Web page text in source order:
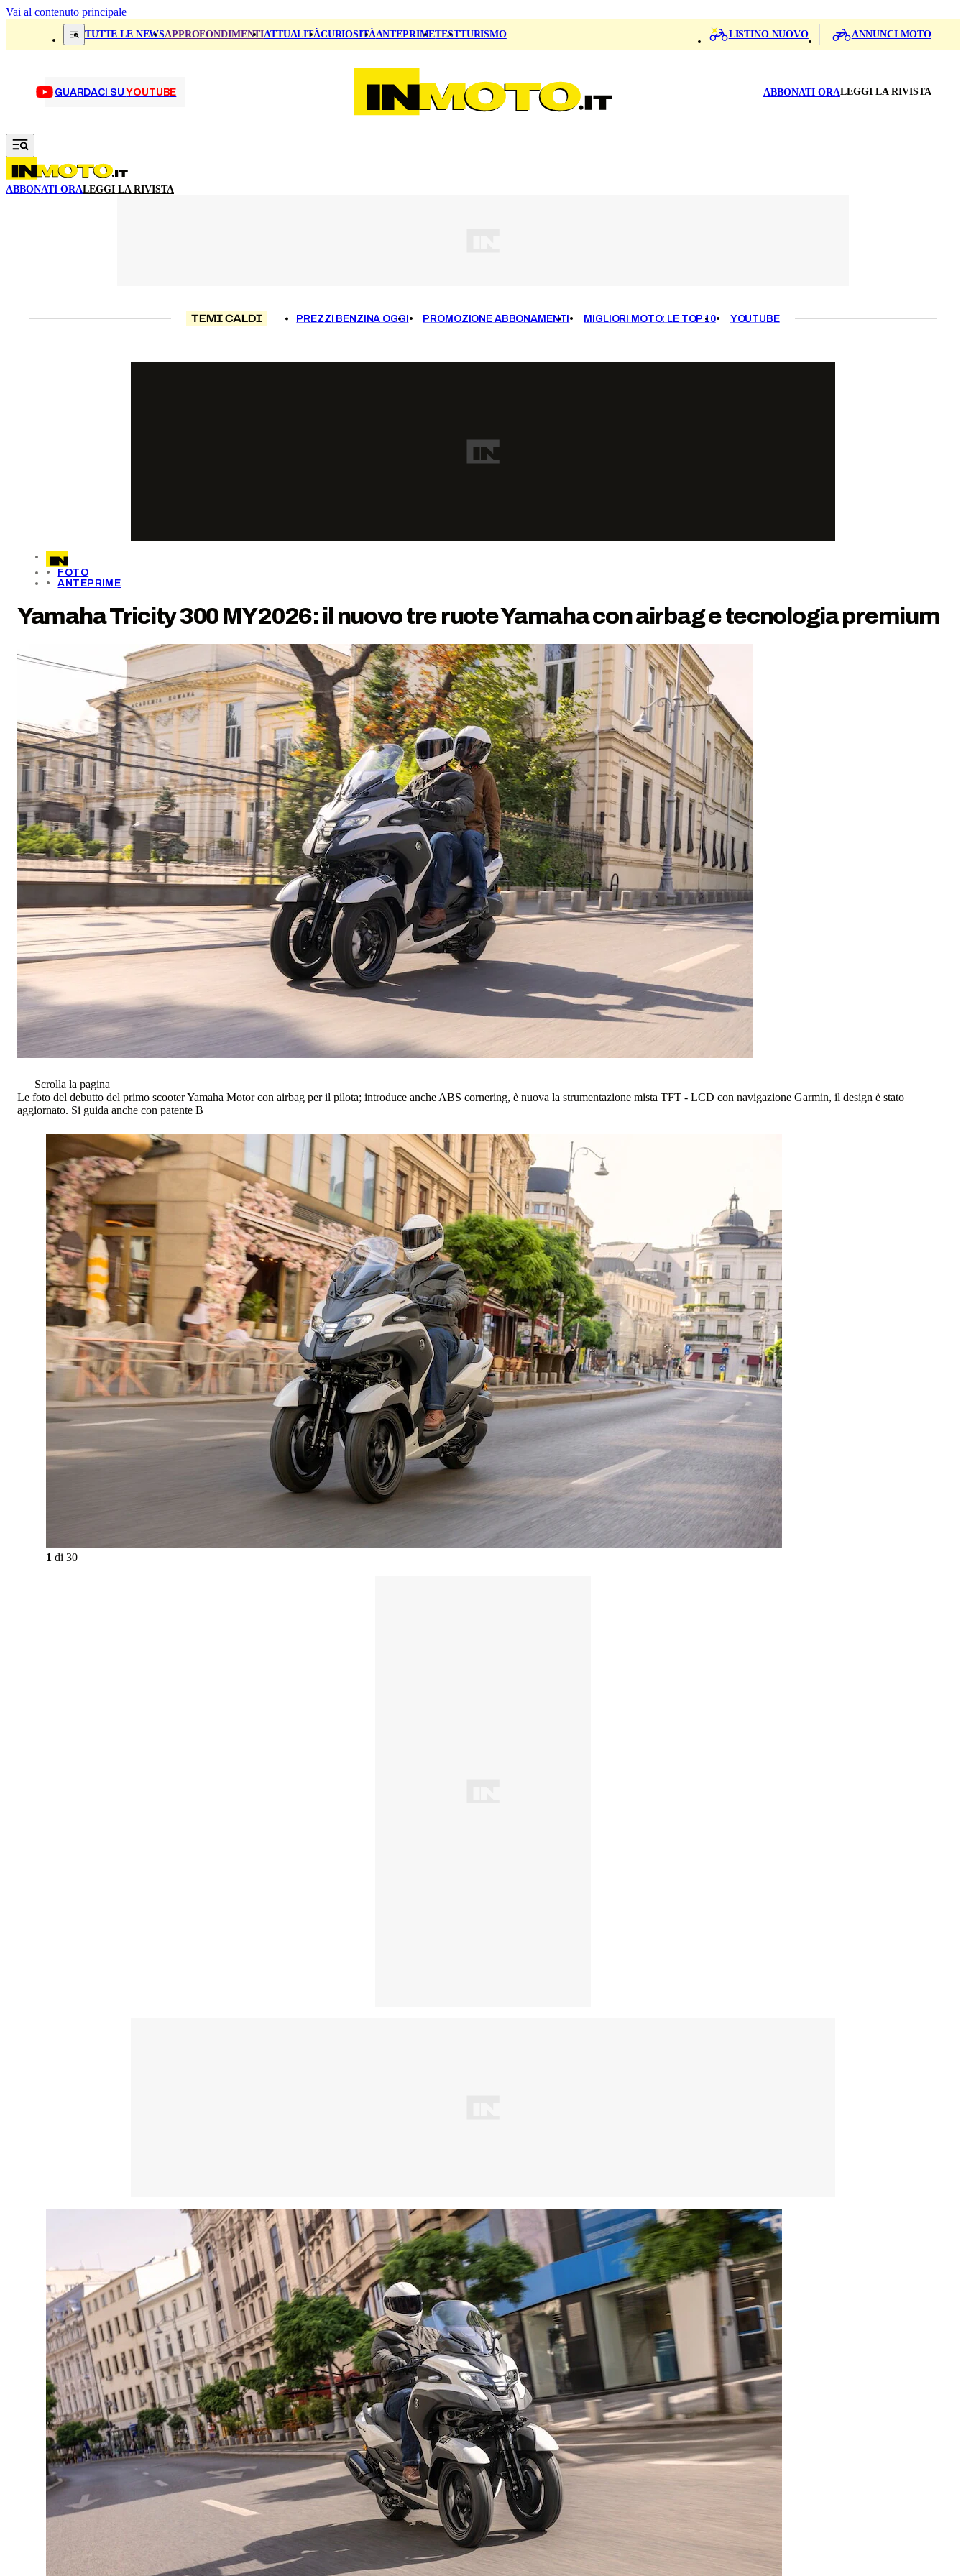
Vai al contenuto principale
TUTTE LE NEWSAPPROFONDIMENTIATTUALITÀCURIOSITÀANTEPRIMETESTTURISMO LISTINO NUOVO ANNUNCI MOTO
GUARDACI SUYOUTUBE ABBONATI ORALEGGI LA RIVISTA
ABBONATI ORALEGGI LA RIVISTA
TEMI CALDI PREZZI BENZINA OGGI PROMOZIONE ABBONAMENTI MIGLIORI MOTO: LE TOP 10 YOUTUBE
FOTO
ANTEPRIME
Yamaha Tricity 300 MY2026: il nuovo tre ruote Yamaha con airbag e tecnologia premium
Scrolla la pagina
Le foto del debutto del primo scooter Yamaha Motor con airbag per il pilota; introduce anche ABS cornering, è nuova la strumentazione mista TFT - LCD con navigazione Garmin, il design è stato
aggiornato. Si guida anche con patente B
1 di 30